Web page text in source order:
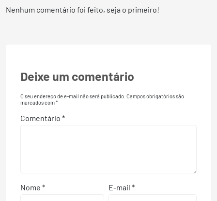
Nenhum comentário foi feito, seja o primeiro!
Deixe um comentário
O seu endereço de e-mail não será publicado. Campos obrigatórios são
marcados com*
Comentário *
Nome * E-mail *